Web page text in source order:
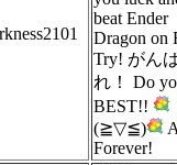
beat Ender
Dragon on
Try! がん
れ！ Do
BEST!!
(≧▽≦)
Forever!